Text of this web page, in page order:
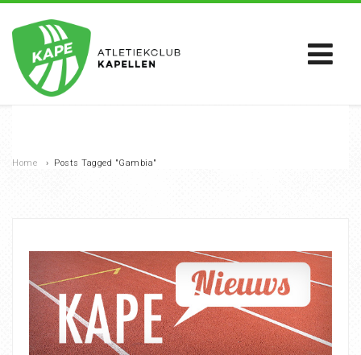
Home › Posts Tagged "Gambia"